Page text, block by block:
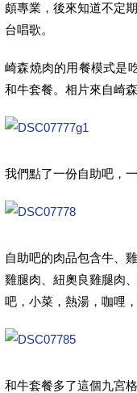
頗專業，後來知道不定
台唱歌。
崎森燒肉的用餐模式是
和牛套餐。相片來自崎
我們點了一份自助吧，
自助吧的肉品包含牛、
雞腿肉、紐奧良雞腿肉
吧，小菜，熱湯，咖哩，
和牛套餐多了這個九宮